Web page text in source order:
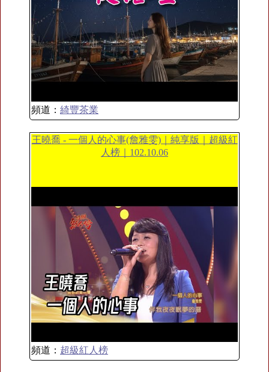
頻道： 綺豐茶業
王曉喬 - 一個人的心事(詹雅雯)｜純享版｜超級紅
人榜｜102.10.06
頻道： 超級紅人榜